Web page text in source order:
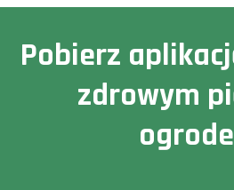
Pobierz
zdrowym